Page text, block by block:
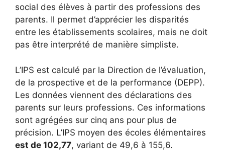
social des élèves à partir des professions des
parents. Il permet d’apprécier les disparités
entre les établissements scolaires, mais ne doit
pas être interprété de manière simpliste.
L’IPS est calculé par la Direction de l’évaluation,
de la prospective et de la performance (DEPP).
Les données viennent des déclarations des
parents sur leurs professions. Ces informations
sont agrégées sur cinq ans pour plus de
précision. L’IPS moyen des écoles élémentaires
est de 102,77, variant de 49,6 à 155,6.